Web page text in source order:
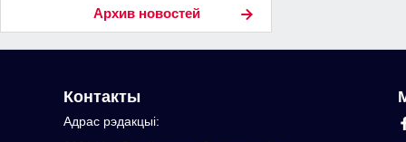
Архив новостей
Контакты
Адрас рэдакцыi: